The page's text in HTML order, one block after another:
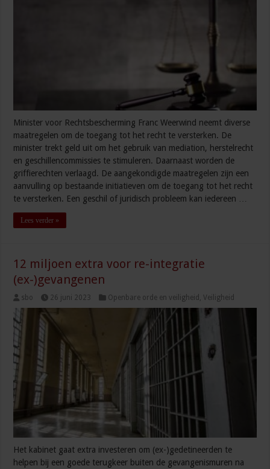
Minister voor Rechtsbescherming Franc Weerwind neemt diverse
maatregelen om de toegang tot het recht te versterken. De
minister trekt geld uit om het gebruik van mediation, herstelrecht
en geschillencommissies te stimuleren. Daarnaast worden de
griffierechten verlaagd. De aangekondigde maatregelen zijn een
aanvulling op bestaande initiatieven om de toegang tot het recht
te versterken. Een geschil of juridisch probleem kan iedereen …
Lees verder »
12 miljoen extra voor re-integratie
(ex-)gevangenen
sbo 26 juni 2023 Openbare orde en veiligheid ,Veiligheid
Het kabinet gaat extra investeren om (ex-)gedetineerden te
helpen bij een goede terugkeer buiten de gevangenismuren na